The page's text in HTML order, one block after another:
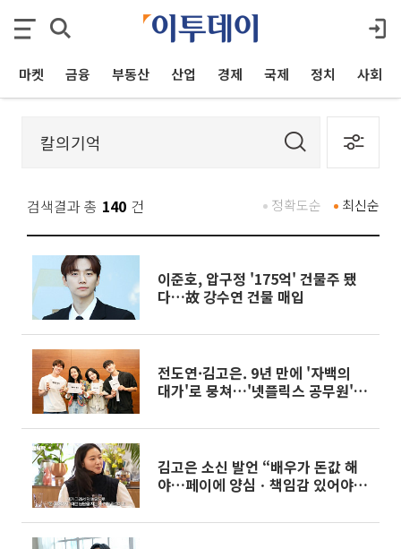
마켓 금융 부동산 산업 경제 국제 정치 사회
검색결과 총 140 건 최신순
정확도순
이준호, 압구정 '175억' 건물주 됐
다…故 강수연 건물 매입
전도연·김고은. 9년 만에 '자백의
대가'로 뭉쳐…'넷플릭스 공무원' 박
김고은 소신 발언 “배우가 돈값 해
야…페이에 양심ㆍ책임감 있어야 한